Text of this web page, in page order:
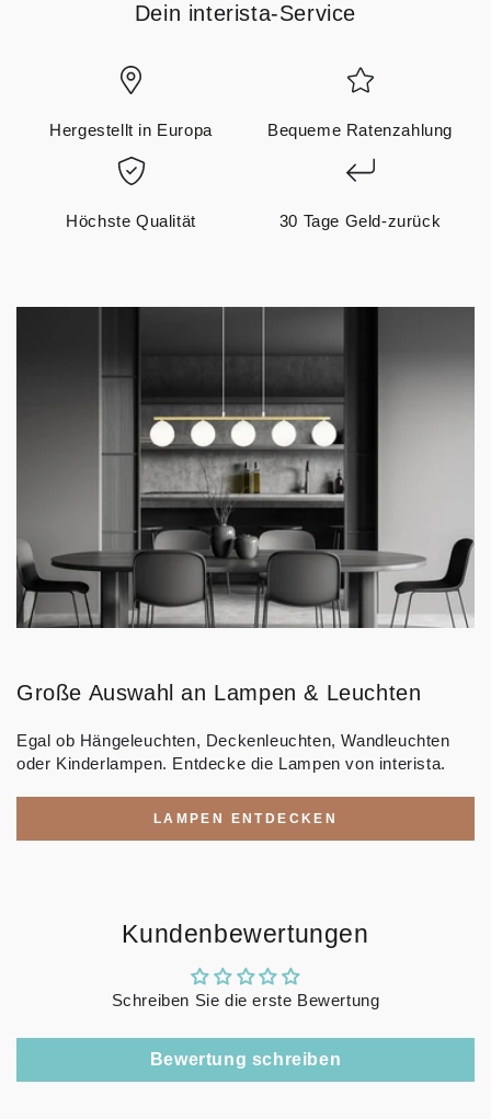
Dein interista-Service
Hergestellt in Europa Bequeme Ratenzahlung
Höchste Qualität 30 Tage Geld-zurück
Große Auswahl an Lampen & Leuchten
Egal ob Hängeleuchten, Deckenleuchten, Wandleuchten
oder Kinderlampen. Entdecke die Lampen von interista.
LAMPEN ENTDECKEN
Kundenbewertungen
Schreiben Sie die erste Bewertung
Bewertung schreiben